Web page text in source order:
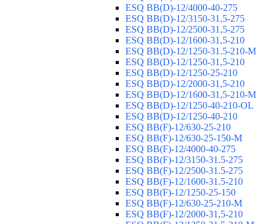
ESQ ВВ(D)-12/4000-40-275
ESQ ВВ(D)-12/3150-31,5-275
ESQ ВВ(D)-12/2500-31,5-275
ESQ ВВ(D)-12/1600-31,5-210
ESQ ВВ(D)-12/1250-31.5-210-М
ESQ ВВ(D)-12/1250-31,5-210
ESQ ВВ(D)-12/1250-25-210
ESQ BB(D)-12/2000-31,5-210
ESQ BB(D)-12/1600-31,5-210-М
ESQ BB(D)-12/1250-40-210-OL
ESQ BB(D)-12/1250-40-210
ESQ ВВ(F)-12/630-25-210
ESQ ВВ(F)-12/630-25-150-М
ESQ ВВ(F)-12/4000-40-275
ESQ ВВ(F)-12/3150-31.5-275
ESQ ВВ(F)-12/2500-31.5-275
ESQ ВВ(F)-12/1600-31.5-210
ESQ ВВ(F)-12/1250-25-150
ESQ BB(F)-12/630-25-210-М
ESQ BB(F)-12/2000-31,5-210